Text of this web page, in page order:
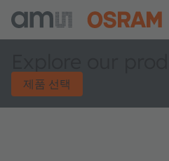
제품 선택